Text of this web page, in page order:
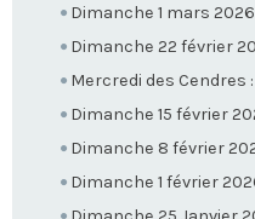
Dimanche 1 mars
Dimanche 22 février
Mercredi des Cendres
Dimanche 15 février
Dimanche 8 février
Dimanche 1 février